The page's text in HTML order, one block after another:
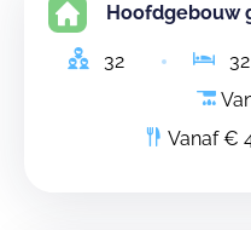
Hoofdgebouw
32 32
Vanaf €